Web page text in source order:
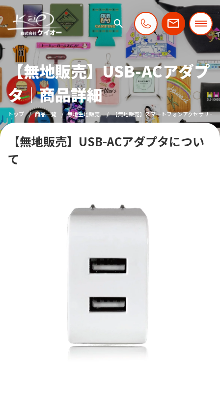
【無地販売】USB-ACアダプ
タ｜商品詳細
トップ 商品一覧 無地生地販売 【無地販売】スマートフォンアクセサリー
【無地販売】USB-ACアダプタについ
て